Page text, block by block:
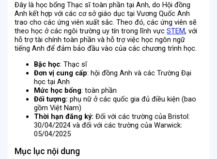
Đây là học bổng Thạc sĩ toàn phần tại Anh, do Hội đồng
Anh kết hợp với các cơ sở giáo dục tại Vương Quốc Anh
trao cho các ứng viên xuất sắc. Theo đó, các ứng viên sẽ
theo học ở các ngôi trường uy tín trong lĩnh vựcSTEM, với
hỗ trợ tài chính toàn phần và hỗ trợ việc học ngôn ngữ
tiếng Anh để đảm bảo đầu vào của các chương trình học.
Bậc học: Thạc sĩ
Đơn vị cung cấp: hội đồng Anh và các Trường Đại
học tại Anh
Mức học bổng: toàn phần
Đối tượng: phụ nữ ở các quốc gia đủ điều kiện (bao
gồm Việt Nam)
Thời hạn đăng ký: Đối với các trường của Bristol:
30/04/2024 và đối với các trường của Warwick:
05/04/2025
Mục lục nội dung